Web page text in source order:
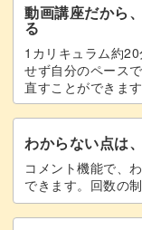
バスケット部分は
編み込み方は動画
ホイップワック
イチゴをディ
芯を整える
完成♪
動画講座だから
る
1カリキュラム約
せず自分のペース
直すことができます
わからない点は
コメント機能で、
できます。回数の